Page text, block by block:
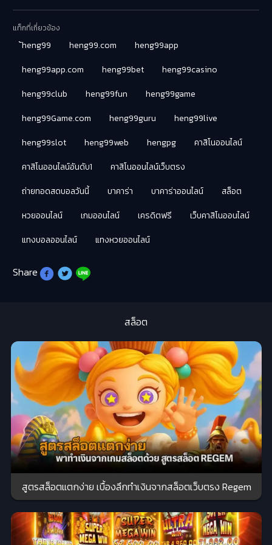
แท็กที่เกี่ยวข้อง
้heng99 heng99.com
heng99app
heng99app.com
heng99bet
heng99casino
heng99club
heng99fun
heng99game
heng99Game.com
heng99guru
heng99live
heng99slot
heng99web hengpg
คาสิโนออนไลน์
คาสิโนออนไลน์อันดับ1
คาสิโนออนไลน์เว็บตรง
ถ่ายทอดสดบอลวันนี้
บาคาร่า บาคาร่าออนไลน์
สล็อต
หวยออนไลน์
เกมออนไลน์ เครดิตฟรี
เว็บคาสิโนออนไลน์
แทงบอลออนไลน์
แทงหวยออนไลน์
Share
สล็อต
สูตรสล็อตแตกง่าย เบื้องลึกทำเงินจากสล็อตเว็บตรง Regem